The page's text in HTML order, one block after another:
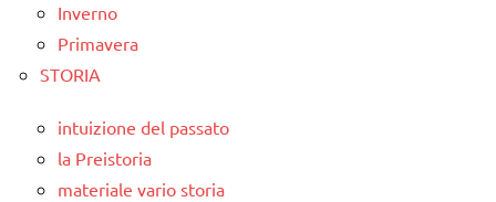
Inverno
Primavera
STORIA
intuizione del passato
la Preistoria
materiale vario storia